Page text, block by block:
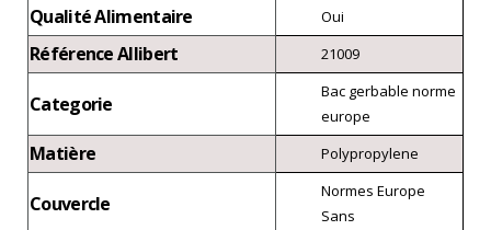
Qualité Alimentaire Oui
Référence Allibert 21009
Categorie
Bac gerbable norme
europe
Matière Polypropylene
Couvercle
Normes Europe
Sans